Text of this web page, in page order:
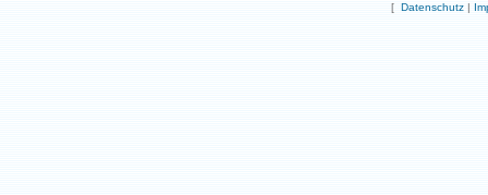
[ Datenschutz |